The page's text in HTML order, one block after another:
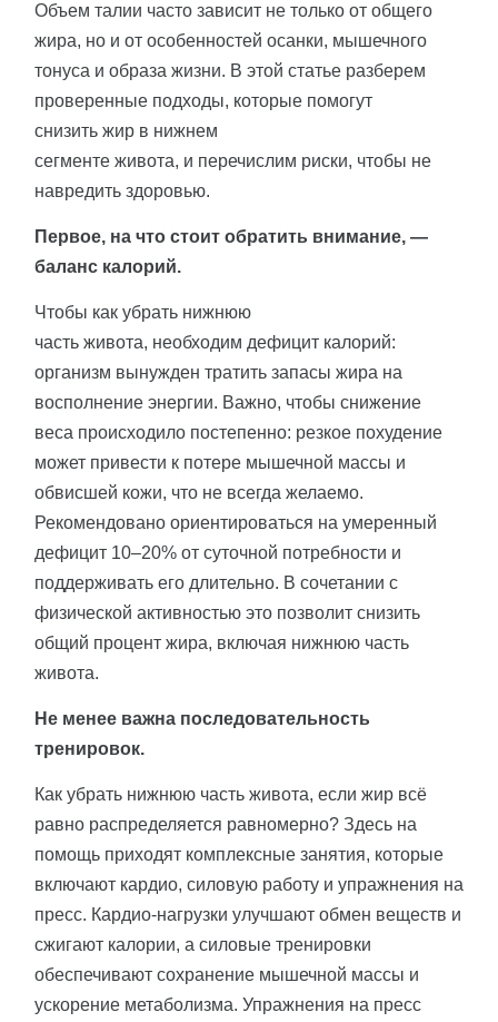
Объем талии часто зависит не только от общего
жира, но и от особенностей осанки, мышечного
тонуса и образа жизни. В этой статье разберем
проверенные подходы, которые помогут
снизить жир в нижнем
сегменте живота, и перечислим риски, чтобы не
навредить здоровью.
Первое, на что стоит обратить внимание, —
баланс калорий.
Чтобы как убрать нижнюю
часть живота, необходим дефицит калорий:
организм вынужден тратить запасы жира на
восполнение энергии. Важно, чтобы снижение
веса происходило постепенно: резкое похудение
может привести к потере мышечной массы и
обвисшей кожи, что не всегда желаемо.
Рекомендовано ориентироваться на умеренный
дефицит 10–20% от суточной потребности и
поддерживать его длительно. В сочетании с
физической активностью это позволит снизить
общий процент жира, включая нижнюю часть
живота.
Не менее важна последовательность
тренировок.
Как убрать нижнюю часть живота, если жир всё
равно распределяется равномерно? Здесь на
помощь приходят комплексные занятия, которые
включают кардио, силовую работу и упражнения на
пресс. Кардио-нагрузки улучшают обмен веществ и
сжигают калории, а силовые тренировки
обеспечивают сохранение мышечной массы и
ускорение метаболизма. Упражнения на пресс